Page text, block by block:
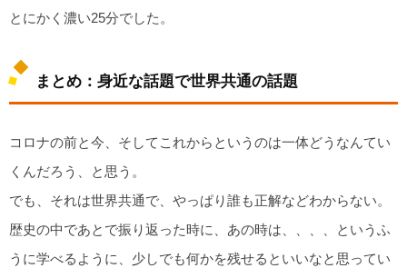
とにかく濃い25分でした。
まとめ：身近な話題で世界共通の話題
コロナの前と今、そしてこれからというのは一体どうなんてい
くんだろう、と思う。
でも、それは世界共通で、やっぱり誰も正解などわからない。
歴史の中であとで振り返った時に、あの時は、、、、というふ
うに学べるように、少しでも何かを残せるといいなと思ってい